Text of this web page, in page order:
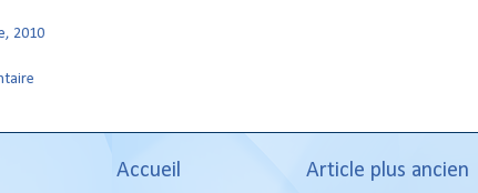
2010
Article plus ancien
Accueil